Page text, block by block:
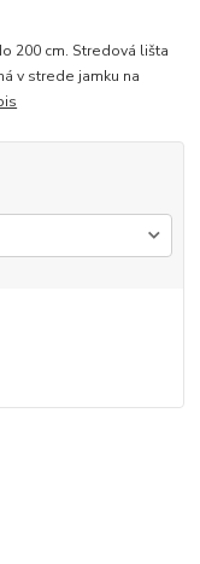
200 cm. Stredová lišta
v strede jamku na